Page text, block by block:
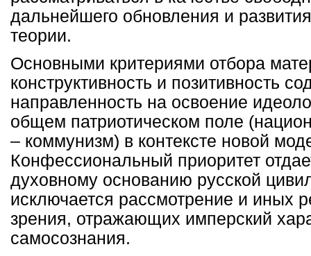
дальнейшего обновления и
теории.
Основными критериями отбора
конструктивность и позитивность
направленность на освоение
общем патриотическом поле
– коммунизм) в контексте новой
Конфессиональный приоритет
духовному основанию русской
исключается рассмотрение и иных
зрения, отражающих имперский
самосознания.